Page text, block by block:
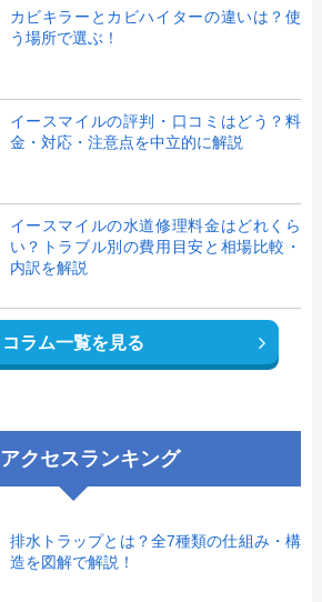
カビキラーとカビハイターの違いは？使
う場所で選ぶ！
イースマイルの評判・口コミはどう？料
金・対応・注意点を中立的に解説
イースマイルの水道修理料金はどれくら
い？トラブル別の費用目安と相場比較・
内訳を解説
コラム一覧を見る
アクセスランキング
排水トラップとは？全7種類の仕組み・構
造を図解で解説！